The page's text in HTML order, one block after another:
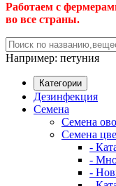
Работаем с
во все страны.
Например: петуния
Категории
Дезинфекция
Семена
Семена
Семена
-
-
-